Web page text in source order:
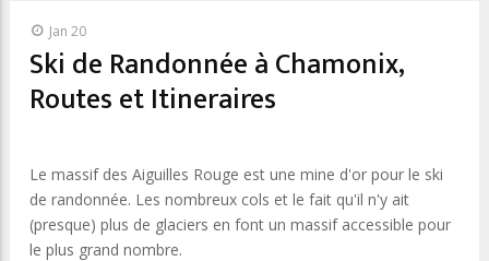
Jan 20
Ski de Randonnée à Chamonix,
Routes et Itineraires
Le massif des Aiguilles Rouge est une mine d'or pour le ski
de randonnée. Les nombreux cols et le fait qu'il n'y ait
(presque) plus de glaciers en font un massif accessible pour
le plus grand nombre.